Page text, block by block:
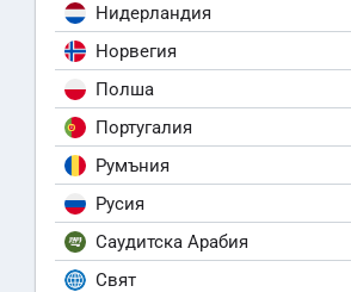
Нидерландия
Норвегия
Полша
Португалия
Румъния
Русия
Саудитска Арабия
Свят